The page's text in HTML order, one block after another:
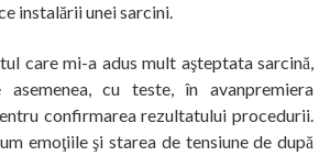
instalării unei sarcini.
care mi-a adus mult aşteptata sarcină,
cu teste, în avanpremiera
confirmarea rezultatului procedurii.
emoţiile şi starea de tensiune de după